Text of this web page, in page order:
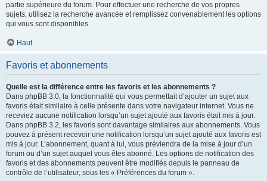
partie supérieure du forum. Pour effectuer une recherche de vos propres
sujets, utilisez la recherche avancée et remplissez convenablement les options
qui vous sont disponibles.
Haut
Favoris et abonnements
Quelle est la différence entre les favoris et les abonnements ?
Dans phpBB 3.0, la fonctionnalité qui vous permettait d’ajouter un sujet aux
favoris était similaire à celle présente dans votre navigateur internet. Vous ne
receviez aucune notification lorsqu’un sujet ajouté aux favoris était mis à jour.
Dans phpBB 3.2, les favoris sont davantage similaires aux abonnements. Vous
pouvez à présent recevoir une notification lorsqu’un sujet ajouté aux favoris est
mis à jour. L’abonnement, quant à lui, vous préviendra de la mise à jour d’un
forum ou d’un sujet auquel vous êtes abonné. Les options de notification des
favoris et des abonnements peuvent être modifiés depuis le panneau de
contrôle de l’utilisateur, sous les « Préférences du forum ».